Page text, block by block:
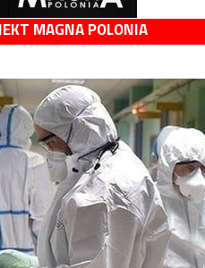
MAGNA POLONIA